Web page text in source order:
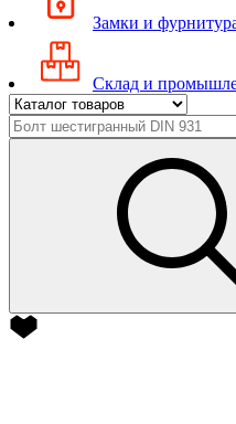
Замки и
Склад и